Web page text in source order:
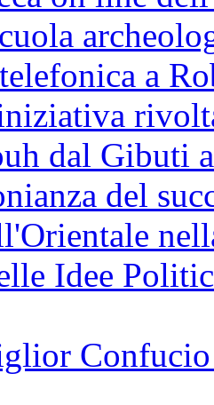
a
dal Gibuti
del
Idee